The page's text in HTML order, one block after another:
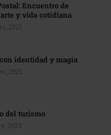
Encuentro de
y vida cotidiana
2025
identidad y magia
2025
del turismo
2025